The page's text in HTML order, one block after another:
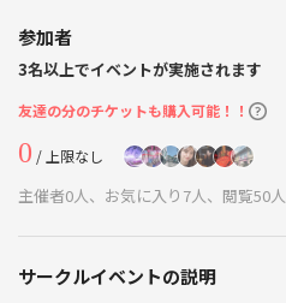
参加者
3名以上でイベントが実施されます
友達の分のチケットも購入可能！！
0 / 上限なし
主催者0人、お気に入り7人、閲覧50人
サークルイベントの説明